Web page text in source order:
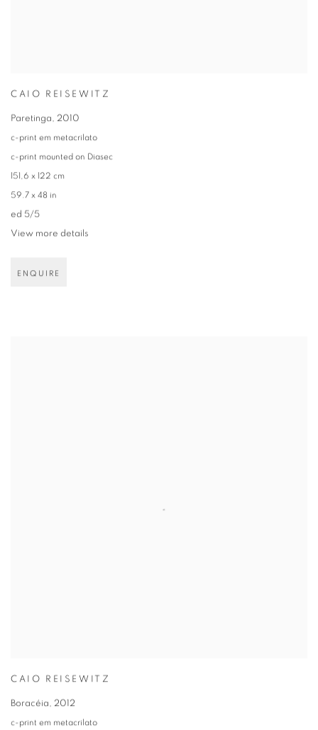
CAIO REISEWITZ
Paretinga, 2010
c-print em metacrilato
c-print mounted on Diasec
151,6 x 122 cm
59.7 x 48 in
ed 5/5
View more details
ENQUIRE
CAIO REISEWITZ
Boracéia, 2012
c-print em metacrilato